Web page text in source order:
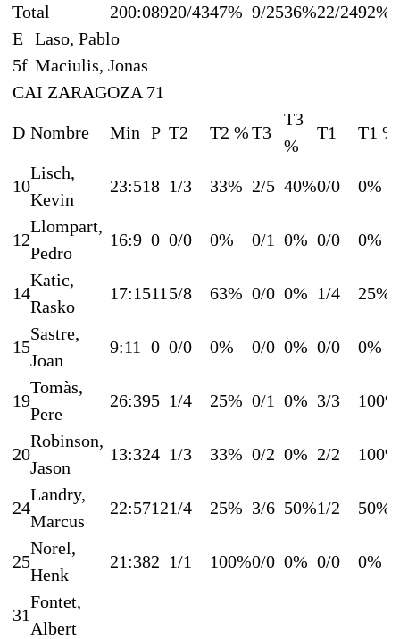
Total
200:08920/4347% 9/2536%22/2492%
E Laso, Pablo
5f Maciulis, Jonas
CAI ZARAGOZA 71
D Nombre Min P T2 T2 %T3
T3
%
T1 T1 %
10
Lisch,
Kevin
23:518 1/3 33% 2/5 40%0/0 0%
12
Llompart,
Pedro
16:9 0 0/0 0% 0/1 0% 0/0 0%
14
Katic,
Rasko
17:1511 5/8 63% 0/0 0% 1/4 25%
15
Sastre,
Joan
9:11 0 0/0 0% 0/0 0% 0/0 0%
19
Tomàs,
Pere
26:395 1/4 25% 0/1 0% 3/3 100%
20
Robinson,
Jason
13:324 1/3 33% 0/2 0% 2/2 100%
24
Landry,
Marcus
22:57121/4 25% 3/6 50%1/2 50%
25
Norel,
Henk
21:382 1/1 100%0/0 0% 0/0 0%
31
Fontet,
Albert